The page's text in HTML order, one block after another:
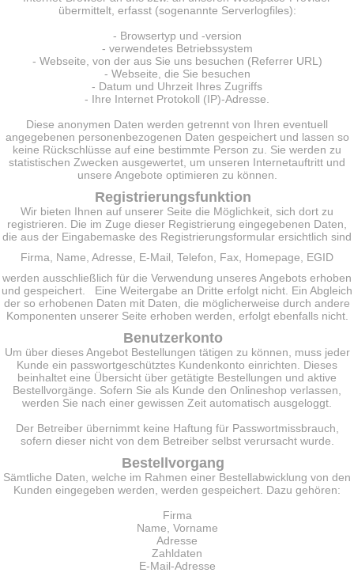
übermittelt, erfasst (sogenannte Serverlogfiles):
- Browsertyp und -version
- verwendetes Betriebssystem
- Webseite, von der aus Sie uns besuchen (Referrer URL)
- Webseite, die Sie besuchen
- Datum und Uhrzeit Ihres Zugriffs
- Ihre Internet Protokoll (IP)-Adresse.
Diese anonymen Daten werden getrennt von Ihren eventuell
angegebenen personenbezogenen Daten gespeichert und lassen so
keine Rückschlüsse auf eine bestimmte Person zu. Sie werden zu
statistischen Zwecken ausgewertet, um unseren Internetauftritt und
unsere Angebote optimieren zu können.
Registrierungsfunktion
Wir bieten Ihnen auf unserer Seite die Möglichkeit, sich dort zu
registrieren. Die im Zuge dieser Registrierung eingegebenen Daten,
die aus der Eingabemaske des Registrierungsformular ersichtlich sind
Firma, Name, Adresse, E-Mail, Telefon, Fax, Homepage, EGID
werden ausschließlich für die Verwendung unseres Angebots erhoben
und gespeichert. Eine Weitergabe an Dritte erfolgt nicht. Ein Abgleich
der so erhobenen Daten mit Daten, die möglicherweise durch andere
Komponenten unserer Seite erhoben werden, erfolgt ebenfalls nicht.
Benutzerkonto
Um über dieses Angebot Bestellungen tätigen zu können, muss jeder
Kunde ein passwortgeschütztes Kundenkonto einrichten. Dieses
beinhaltet eine Übersicht über getätigte Bestellungen und aktive
Bestellvorgänge. Sofern Sie als Kunde den Onlineshop verlassen,
werden Sie nach einer gewissen Zeit automatisch ausgeloggt.
Der Betreiber übernimmt keine Haftung für Passwortmissbrauch,
sofern dieser nicht von dem Betreiber selbst verursacht wurde.
Bestellvorgang
Sämtliche Daten, welche im Rahmen einer Bestellabwicklung von den
Kunden eingegeben werden, werden gespeichert. Dazu gehören:
Firma
Name, Vorname
Adresse
Zahldaten
E-Mail-Adresse